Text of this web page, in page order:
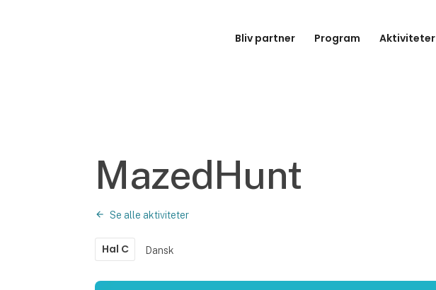
Bliv partner Program Aktiviteter
MazedHunt
Se alle aktiviteter
Hal C Dansk